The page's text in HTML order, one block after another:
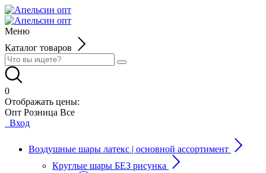
Меню
Каталог товаров
0
Отображать цены:
Опт Розница Все
Вход
Воздушные шары латекс | основной ассортимент
Круглые шары БЕЗ рисунка